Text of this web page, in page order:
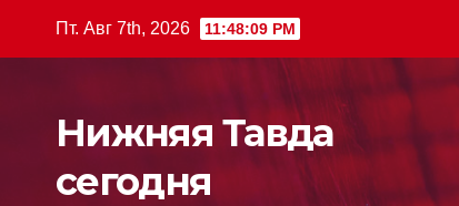
Пт. Авг 7th, 2026 11:48:10 PM
Нижняя Тавда
сегодня